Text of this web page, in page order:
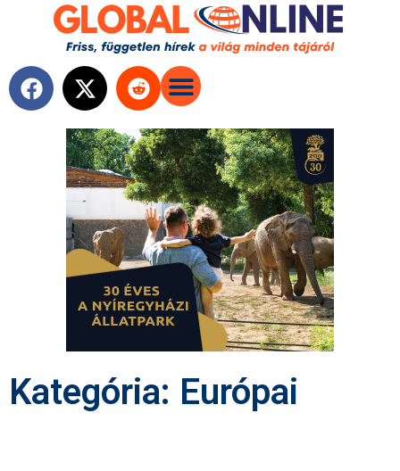
Kategória: Európai